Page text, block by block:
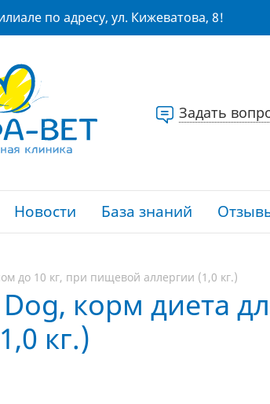
по адресу, ул. Кижеватова, 8!
Задать
Новости База знаний
до 10 кг, при пищевой аллергии (1,0 кг.)
корм диета
кг.)